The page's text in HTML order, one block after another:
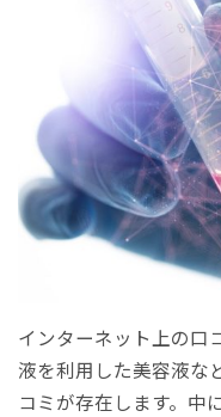
インターネット上の口
液を利用した美容液な
コミが存在します。中